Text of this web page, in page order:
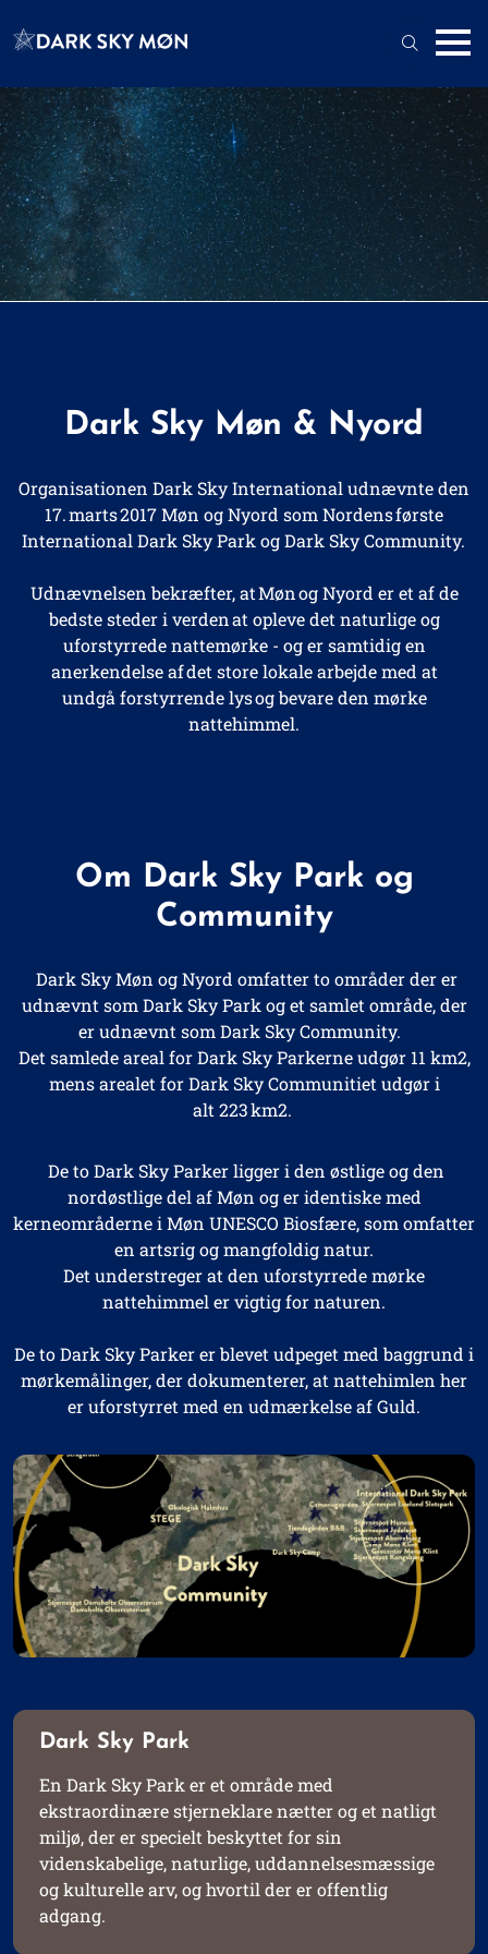
Dark Sky Møn & Nyord
Organisationen Dark Sky International udnævnteden
17.marts 2017 Møn og Nyord som Nordens første
International Dark Sky Park og Dark Sky Community.
Udnævnelsen bekræfter, atMønog Nyord er et af de
bedste steder i verdenat opleve det naturligeog
uforstyrrede nattemørke - og er samtidig en
anerkendelse af det store lokale arbejde med at
undgå forstyrrende lys og bevare den mørke
nattehimmel.
Om Dark Sky Park og
Community
Dark Sky Møn og Nyord omfatter to områder der er
udnævnt som Dark Sky Park og et samlet område, der
er udnævnt som Dark Sky Community.
Det samlede areal for Dark Sky Parkerne udgør 11 km2,
mens arealet for Dark Sky Communitiet udgør i
alt 223 km2.
De to Dark Sky Parkerligger i den østlige og den
nordøstlige del af Møn oger identiske med
kerneområderne i Møn UNESCO Biosfære, som omfatter
en artsrig og mangfoldig natur.
Det understreger at den uforstyrrede mørke
nattehimmel er vigtig for naturen.
De to Dark Sky Parker er blevet udpeget med baggrund i
mørkemålinger, der dokumenterer, at nattehimlen her
er uforstyrret med en udmærkelse af Guld.
Dark Sky Park
En Dark Sky Park er et område med
ekstraordinære stjerneklare nætter og et natligt
miljø, der er specielt beskyttet for sin
videnskabelige, naturlige, uddannelsesmæssige
og kulturelle arv, og hvortil der er offentlig
adgang.